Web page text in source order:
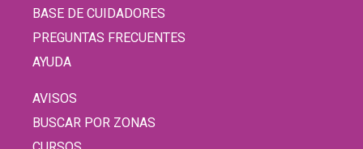
BASE DE CUIDADORES
PREGUNTAS FRECUENTES
AYUDA
AVISOS
BUSCAR POR ZONAS